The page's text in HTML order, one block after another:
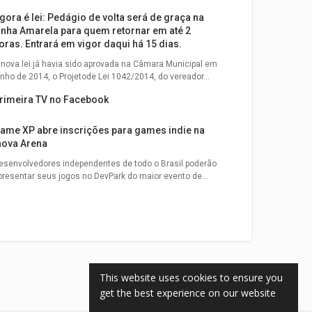
This website uses cookies to ensure you
get the best experience on our website
é lei: Pedágio de volta será de graça na
Amarela para quem retornar em até 2
Entrará em vigor daqui há 15 dias.
lei já havia sido aprovada na Câmara Municipal em
de 2014, o Projetode Lei 1042/2014, do vereador...
TV no Facebook
XP abre inscrições para games indie na
Arena
independentes de todo o Brasil poderão
seus jogos no DevPark do maior evento de...